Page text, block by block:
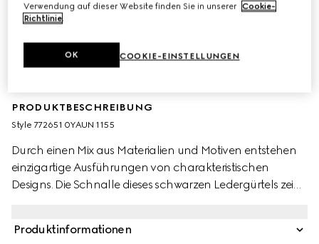
PRODUKTBESCHREIBUNG
Style ‎772651 0YAUN 1155
Durch einen Mix aus Materialien und Motiven entstehen
einzigartige Ausführungen von charakteristischen
Designs. Die Schnalle dieses schwarzen Ledergürtels zeigt
Produktinformationen
Verwendung auf dieser Website finden Sie in unserer Cookie-
Richtlinie.
COOKIE-EINSTELLUNGEN
OK